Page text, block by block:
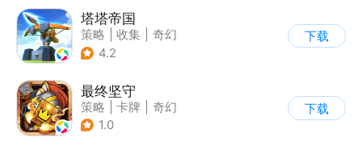
塔塔帝国
策略 收集
奇幻
| 卡通
4.2
下载
最终坚守
策略 卡牌
奇幻
| 卡通
1.0
下载